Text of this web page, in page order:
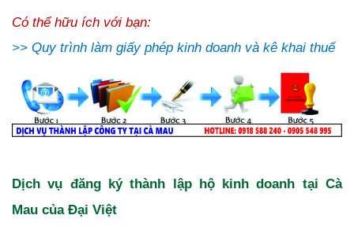
Có thể hữu ích với bạn:
>> Quy trình làm giấy phép kinh doanh và kê khai thuế
Dịch vụ đăng ký thành lập hộ kinh doanh tại Cà
Mau của Đại Việt